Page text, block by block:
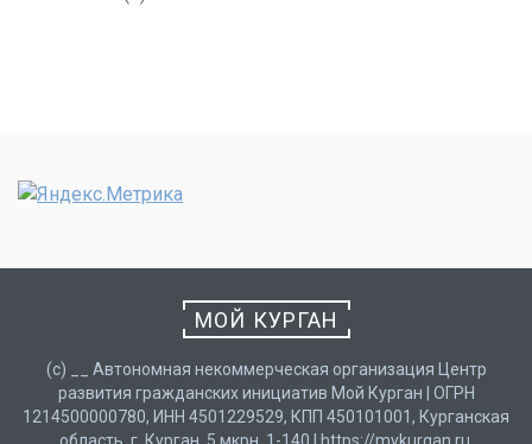
МОЙ КУРГАН
(с) __ Автономная некоммерческая организация Центр
развития гражданских инициатив Мой Курган | ОГРН
1214500000780, ИНН 4501229529, КПП 450101001, Курганская
область, г. Курган, 5 мкрн, 1-140 | https://mykurgan.ru,